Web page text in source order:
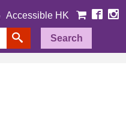
Accessible HK
Search